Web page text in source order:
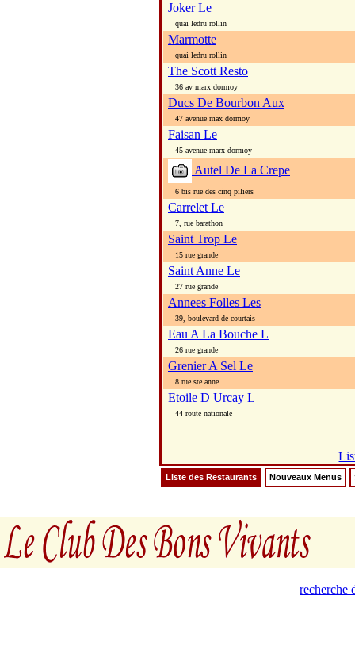
Joker Le
quai ledru rollin
Marmotte
quai ledru rollin
The Scott Resto
36 av marx dormoy
Ducs De Bourbon Aux
47 avenue max dormoy
Faisan Le
45 avenue marx dormoy
Autel De La Crepe
6 bis rue des cinq piliers
Carrelet Le
7, rue barathon
Saint Trop Le
15 rue grande
Saint Anne Le
27 rue grande
Annees Folles Les
39, boulevard de courtais
Eau A La Bouche L
26 rue grande
Grenier A Sel Le
8 rue ste anne
Etoile D Urcay L
44 route nationale
Liste des Restaurants Nouveaux Menus
recherche